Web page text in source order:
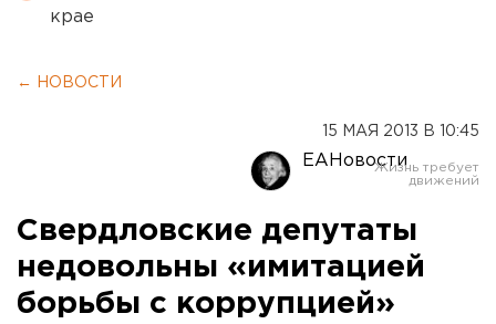
крае
← НОВОСТИ
15 МАЯ 2013 В 10:45
ЕАНовости
Свердловские депутаты
недовольны «имитацией
борьбы с коррупцией»